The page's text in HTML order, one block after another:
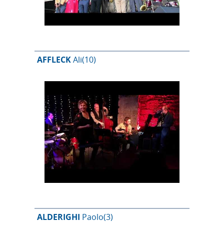
AFFLECKAli(10)
ALDERIGHI Paolo(3)